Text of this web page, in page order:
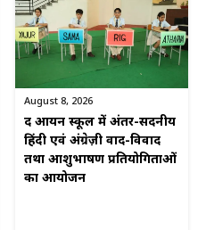
August 8, 2026
द आर्यन स्कूल में अंतर-सदनीय
हिंदी एवं अंग्रेज़ी वाद-विवाद
तथा आशुभाषण प्रतियोगिताओं
का आयोजन